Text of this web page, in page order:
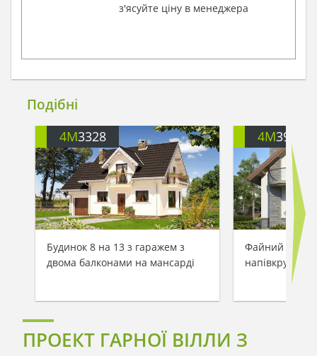
з'ясуйте ціну в менеджера
Подібні
4M3328
Будинок 8 на 13 з гаражем з
двома балконами на мансарді
4M391
Файний
ПРОЕКТ ГАРНОЇ ВІЛЛИ З